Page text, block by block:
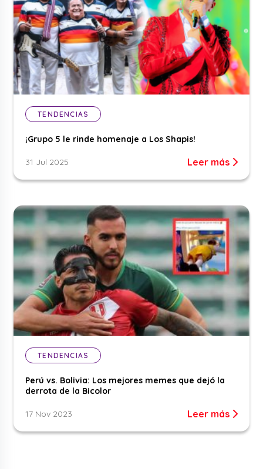
TENDENCIAS
¡Grupo 5 le rinde homenaje a Los Shapis!
31 Jul 2025 Leer más
TENDENCIAS
Perú vs. Bolivia: Los mejores memes que dejó la
derrota de la Bicolor
17 Nov 2023 Leer más